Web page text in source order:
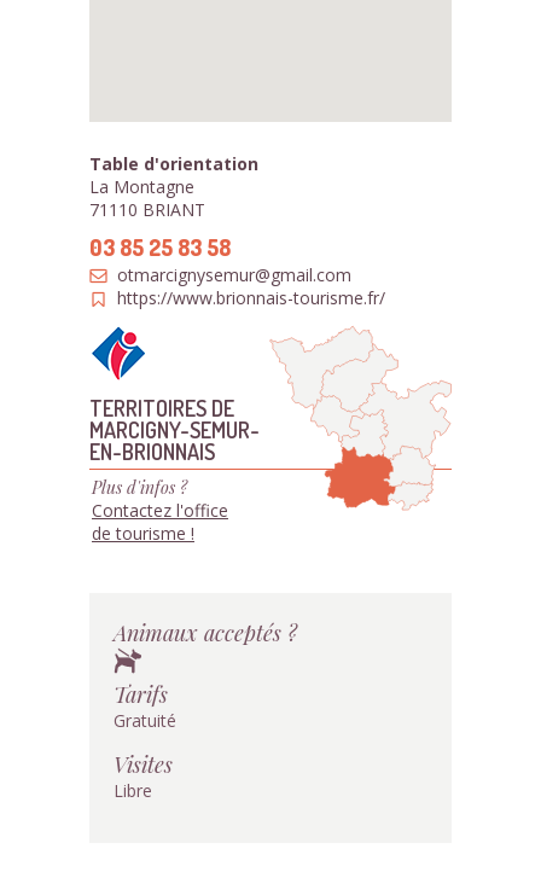
Table d'orientation
La Montagne
71110 BRIANT
03 85 25 83 58
otmarcignysemur@gmail.com
https://www.brionnais-tourisme.fr/
TERRITOIRES DE
MARCIGNY-SEMUR-
EN-BRIONNAIS
Plus d'infos ?
Contactez l'office
de tourisme !
Animaux acceptés ?
Tarifs
Gratuité
Visites
Libre